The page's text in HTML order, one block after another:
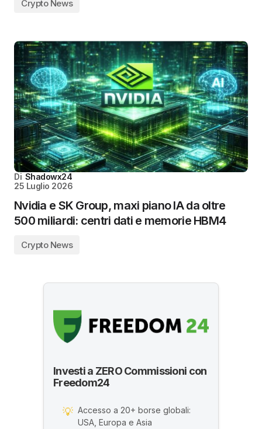
Crypto News
Di Shadowx24
25 Luglio 2026
Nvidia e SK Group, maxi piano IA da oltre
500 miliardi: centri dati e memorie HBM4
Crypto News
Investi a ZERO Commissioni con
Freedom24
💡 Accesso a 20+ borse globali:
USA, Europa e Asia